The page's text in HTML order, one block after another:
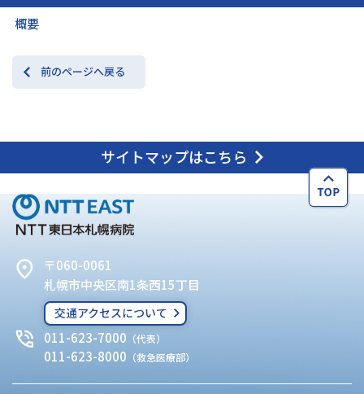
概要
前のページへ戻る
サイトマップはこちら
〒060-0061
札幌市中央区南1条西15丁目
交通アクセスについて
011-623-7000 （代表）
011-623-8000 （救急医療部）